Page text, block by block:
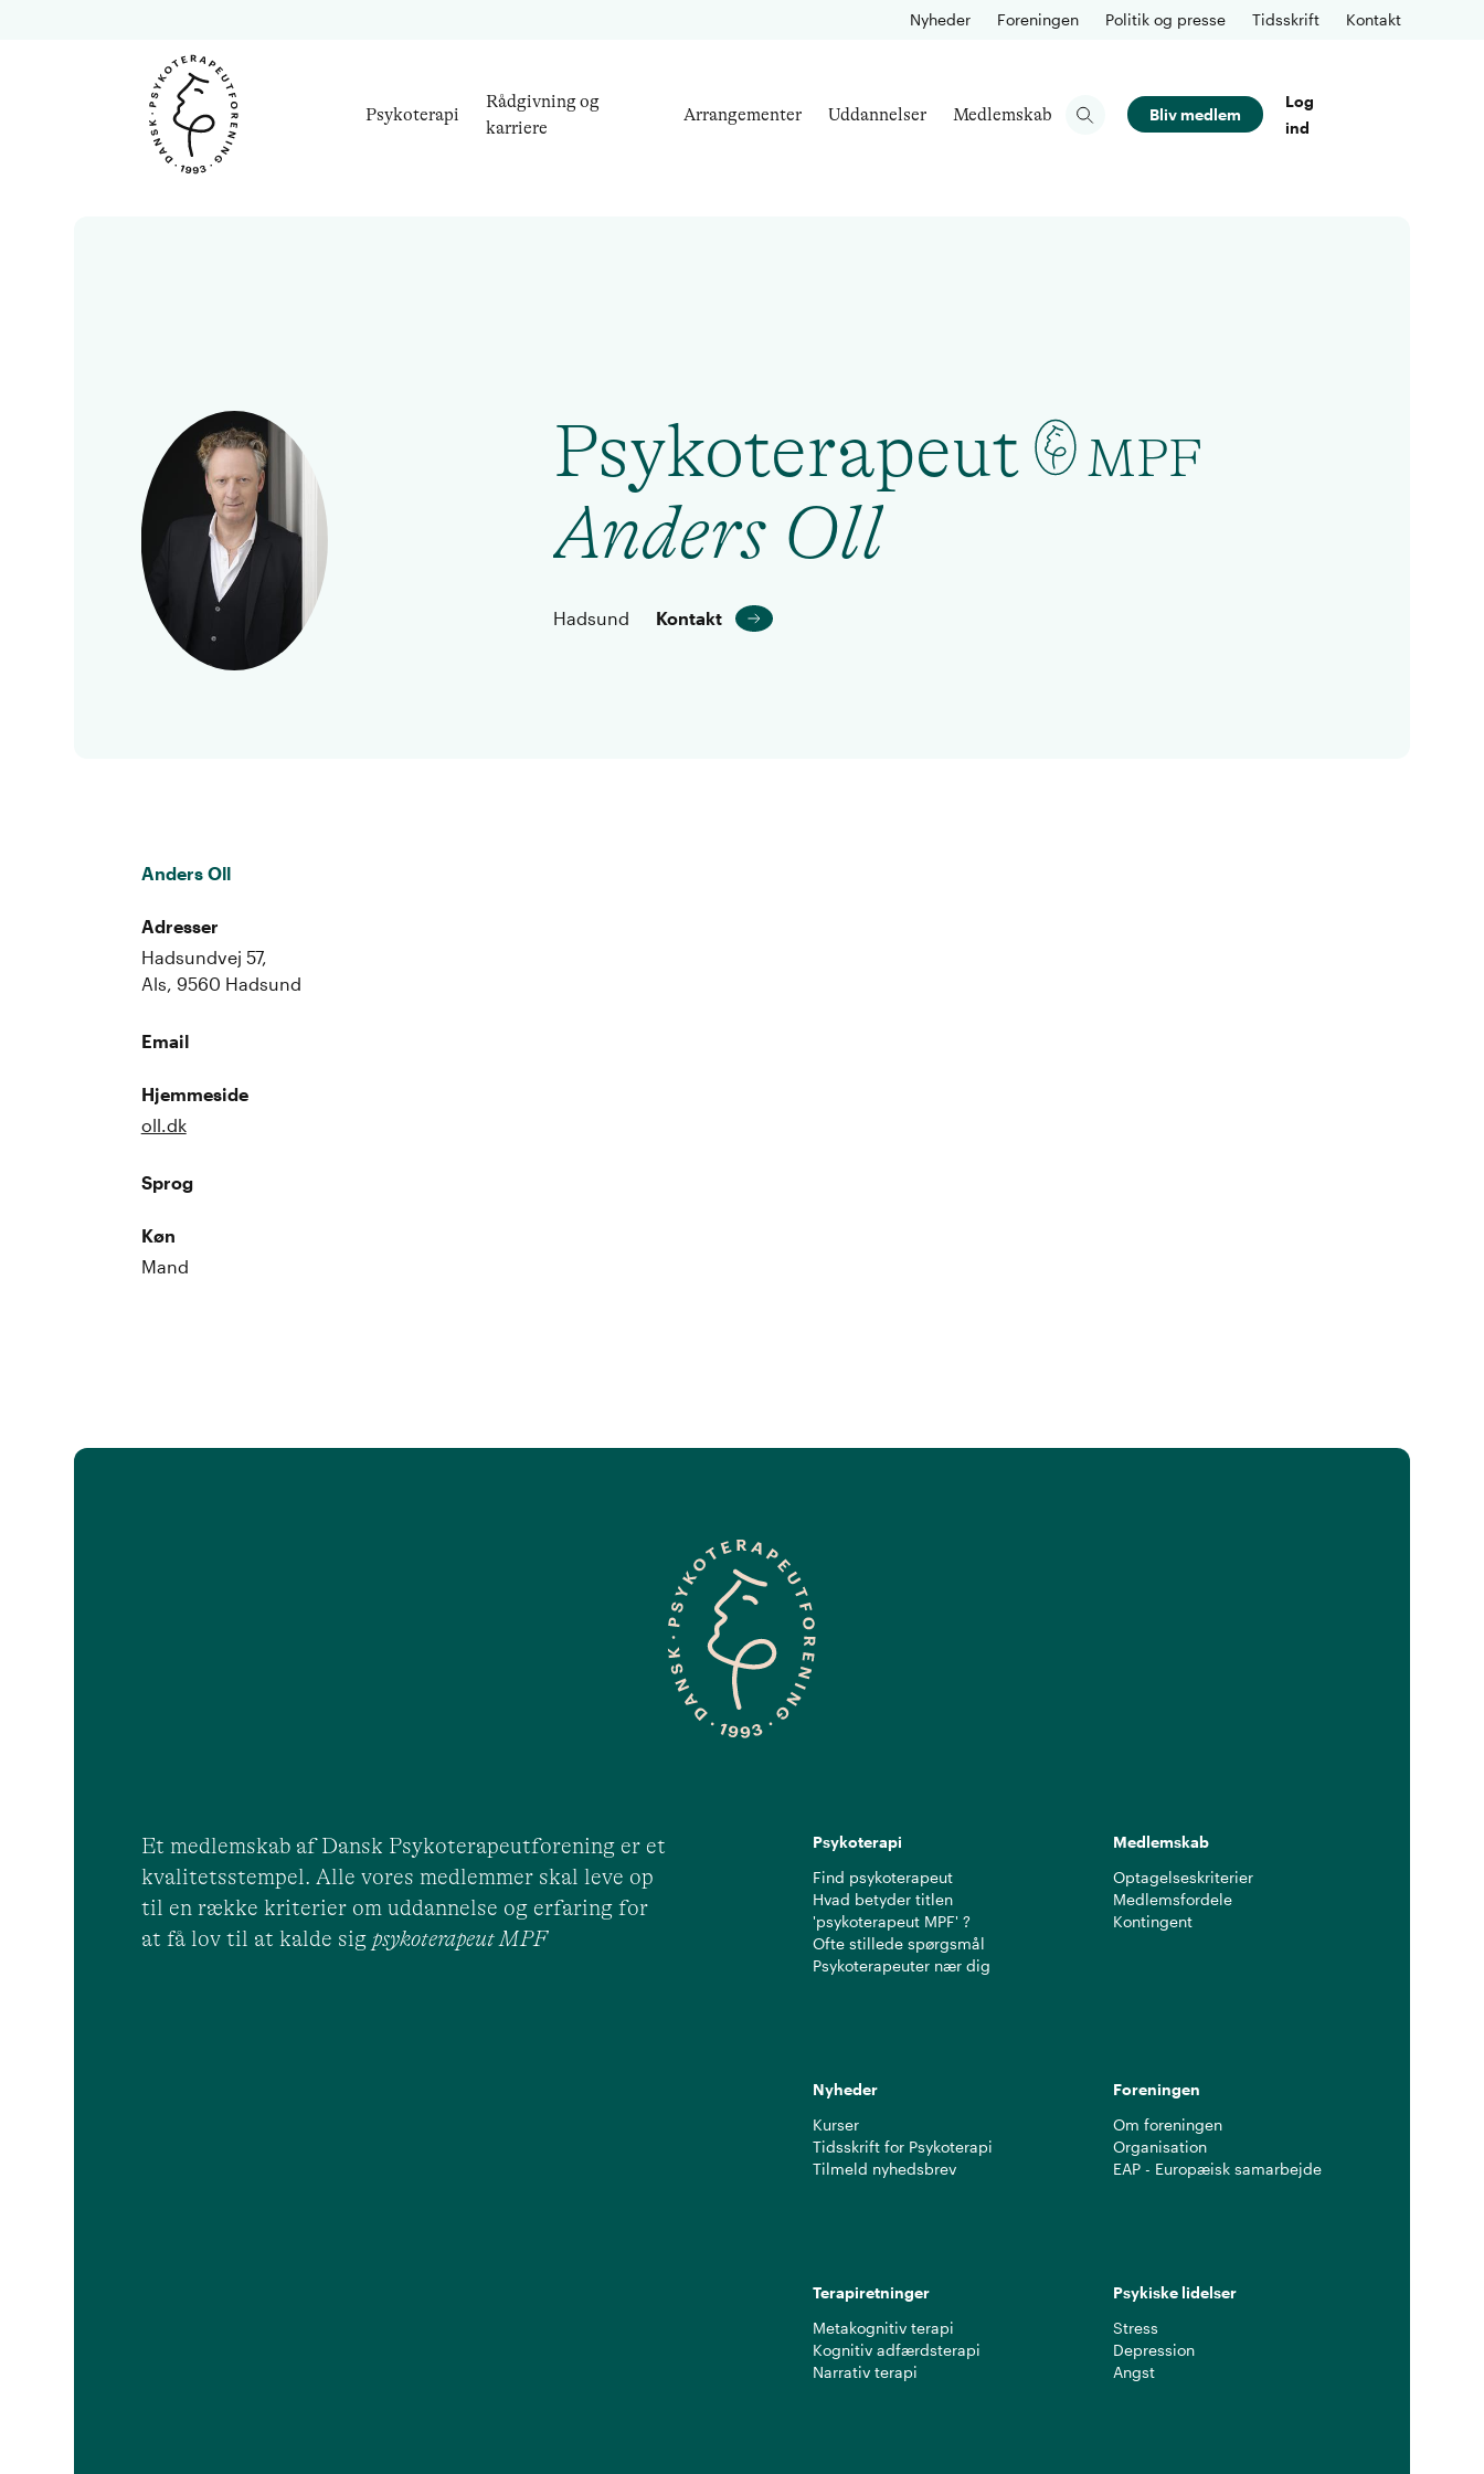
Nyheder Foreningen Politik og presse Tidsskrift Kontakt
Psykoterapi
Rådgivning og
karriere
Arrangementer Uddannelser Medlemskab Bliv medlem
Log
ind
Psykoterapeut MPF
Anders Oll
Hadsund Kontakt
Anders Oll
Adresser
Hadsundvej 57,
Als, 9560 Hadsund
Email
Hjemmeside
oll.dk
Sprog
Køn
Mand
Et medlemskab af Dansk Psykoterapeutforening er et
kvalitetsstempel. Alle vores medlemmer skal leve op
til en række kriterier om uddannelse og erfaring for
at få lov til at kalde sig psykoterapeut MPF
Psykoterapi
Find psykoterapeut
Hvad betyder titlen
'psykoterapeut MPF' ?
Ofte stillede spørgsmål
Psykoterapeuter nær dig
Medlemskab
Optagelseskriterier
Medlemsfordele
Kontingent
Nyheder
Kurser
Tidsskrift for Psykoterapi
Tilmeld nyhedsbrev
Foreningen
Om foreningen
Organisation
EAP - Europæisk samarbejde
Terapiretninger
Metakognitiv terapi
Kognitiv adfærdsterapi
Narrativ terapi
Psykiske lidelser
Stress
Depression
Angst